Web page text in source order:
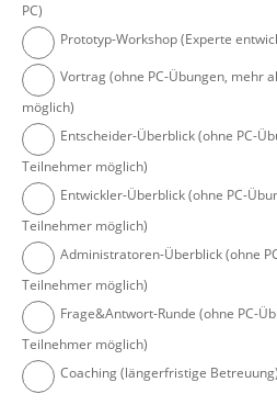
PC)
Prototyp-Workshop (Experte
Vortrag (ohne PC-Übungen, mehr
möglich)
Entscheider-Überblick (ohne PC-
Teilnehmer möglich)
Entwickler-Überblick (ohne PC-
Teilnehmer möglich)
Administratoren-Überblick (ohne
Teilnehmer möglich)
Frage&Antwort-Runde (ohne PC-
Teilnehmer möglich)
Coaching (längerfristige Betreuung)